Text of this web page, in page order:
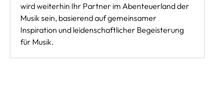
wird weiterhin Ihr Partner im Abenteuerland der
Musik sein, basierend auf gemeinsamer
Inspiration und leidenschaftlicher Begeisterung
für Musik.